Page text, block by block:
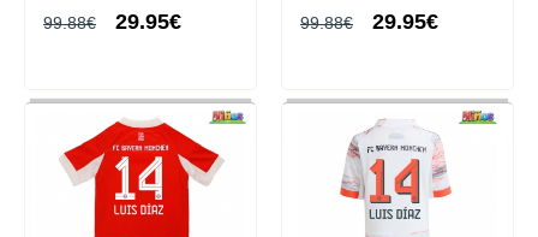
99.88€ 29.95€ 99.88€ 29.95€